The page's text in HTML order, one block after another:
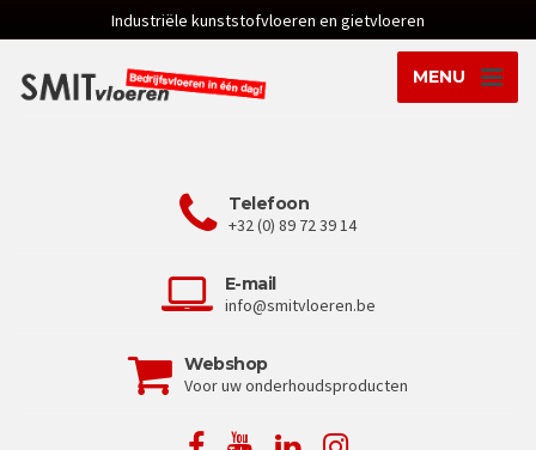
Industriële kunststofvloeren en gietvloeren
MENU
Telefoon
+32 (0) 89 72 39 14
E-mail
info@smitvloeren.be
Webshop
Voor uw onderhoudsproducten